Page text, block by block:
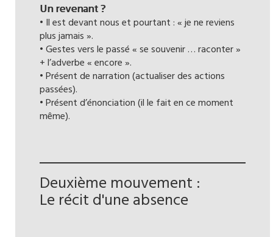
Un revenant ?
• Il est devant nous et pourtant : « je ne reviens
plus jamais ».
• Gestes vers le passé « se souvenir … raconter »
+ l’adverbe « encore ».
• Présent de narration (actualiser des actions
passées).
• Présent d’énonciation (il le fait en ce moment
même).
Deuxième mouvement :
Le récit d'une absence